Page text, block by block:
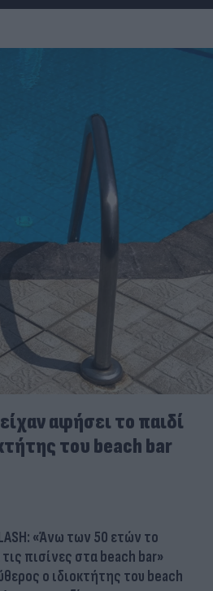
αφήσει το παιδί
του beach bar
«Άνω των 50 ετών το
πισίνες στα beach bar»
ο ιδιοκτήτης του beach